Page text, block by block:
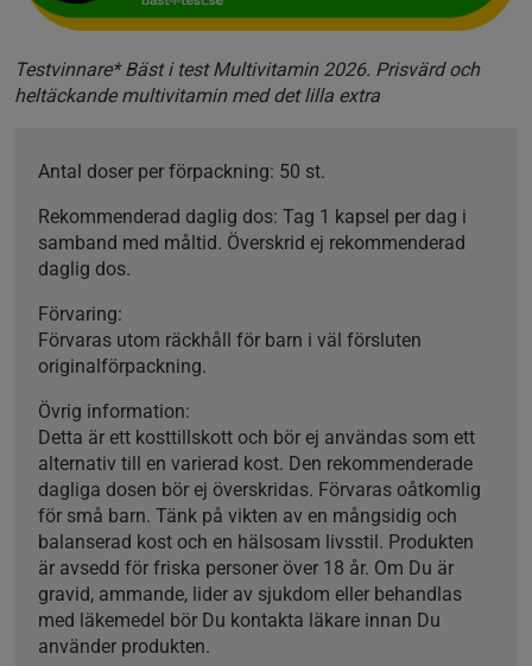
Testvinnare* Bäst i test Multivitamin 2026. Prisvärd och
heltäckande multivitamin med det lilla extra
Antal doser per förpackning: 50 st.
Rekommenderad daglig dos: Tag 1 kapsel per dag i
samband med måltid. Överskrid ej rekommenderad
daglig dos.
Förvaring:
Förvaras utom räckhåll för barn i väl försluten
originalförpackning.
Övrig information:
Detta är ett kosttillskott och bör ej användas som ett
alternativ till en varierad kost. Den rekommenderade
dagliga dosen bör ej överskridas. Förvaras oåtkomlig
för små barn. Tänk på vikten av en mångsidig och
balanserad kost och en hälsosam livsstil. Produkten
är avsedd för friska personer över 18 år. Om Du är
gravid, ammande, lider av sjukdom eller behandlas
med läkemedel bör Du kontakta läkare innan Du
använder produkten.